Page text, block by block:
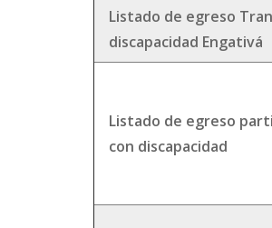
Listado de egreso
discapacidad Engativá
Listado de egreso
con discapacidad